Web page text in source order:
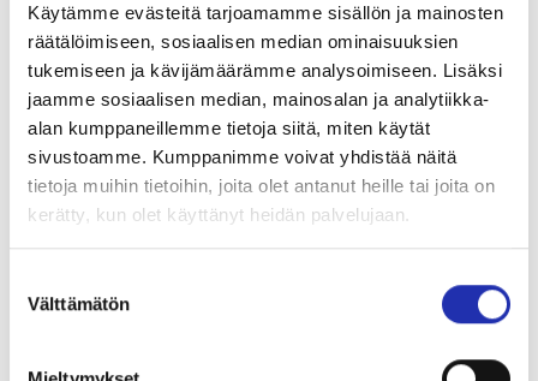
Käytämme evästeitä tarjoamamme sisällön ja mainosten
räätälöimiseen, sosiaalisen median ominaisuuksien
tukemiseen ja kävijämäärämme analysoimiseen. Lisäksi
jaamme sosiaalisen median, mainosalan ja analytiikka-
alan kumppaneillemme tietoja siitä, miten käytät
sivustoamme. Kumppanimme voivat yhdistää näitä
tietoja muihin tietoihin, joita olet antanut heille tai joita on
kerätty, kun olet käyttänyt heidän palvelujaan.
valinta
Välttämätön
Tampereen Parkinson-yhdistys ry, Tampereen
Seudun Invalidit ry, Pirkanmaan neuroyhdistys ry,
Silta-Valmennusyhdistys ry, Aivoliiton Pirkanmaan
AVH-yhdistys ry, Suomen Amputoidut ry,
Tampereen kaupunki, Tampere-talo
LATEST EVENTS